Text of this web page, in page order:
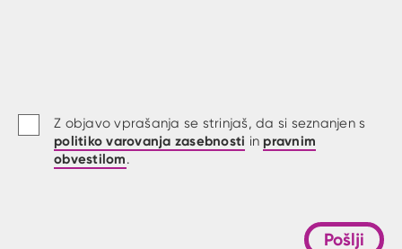
Z objavo vprašanja se strinjaš, da si seznanjen s
politiko varovanja zasebnosti in pravnim
obvestilom.
Pošlji